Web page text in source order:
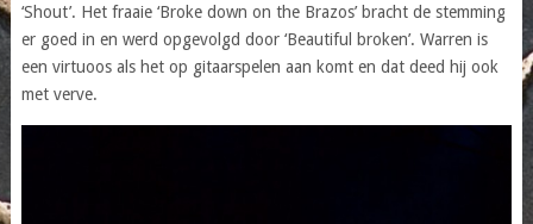
‘Shout’. Het fraaie ‘Broke down on the Brazos’ bracht de stemming
er goed in en werd opgevolgd door ‘Beautiful broken’. Warren is
een virtuoos als het op gitaarspelen aan komt en dat deed hij ook
met verve.